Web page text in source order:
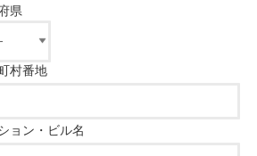
県
村番地
ョン・ビル名